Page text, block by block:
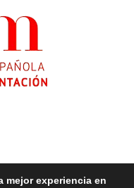
mejor experiencia en